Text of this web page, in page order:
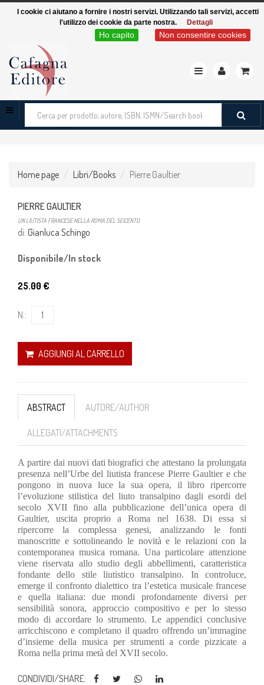
Toggle
Cerca
tra
Home page
Libri/Books Pierre Gaultier
PIERRE GAULTIER
UN LIUTISTA FRANCESE NELLA ROMA DEL SEICENTO
di: Gianluca Schingo
Disponibile/In stock
25.00 €
N.:
AGGIUNGI AL CARRELLO
ABSTRACT AUTORE/AUTHOR
ALLEGATI/ATTACHMENTS
A partire dai nuovi dati biografici che attestano la prolungata
presenza nell’Urbe del liutista francese Pierre Gaultier e che
pongono in nuova luce la sua opera, il libro ripercorre
l’evoluzione stilistica del liuto transalpino dagli esordi del
secolo XVII fino alla pubblicazione dell’unica opera di
Gaultier, uscita proprio a Roma nel 1638. Di essa si
ripercorre la complessa genesi, analizzando le fonti
manoscritte e sottolineando le novità e le relazioni con la
contemporanea musica romana. Una particolare attenzione
viene riservata allo studio degli abbellimenti, caratteristica
fondante dello stile liutistico transalpino. In controluce,
emerge il confronto dialettico tra l’estetica musicale francese
e quella italiana: due mondi profondamente diversi per
sensibilità sonora, approccio compositivo e per lo stesso
modo di accordare lo strumento. Le appendici conclusive
arricchiscono e completano il quadro offrendo un’immagine
d’insieme della musica per strumenti a corde pizzicate a
Roma nella prima metà del XVII secolo.
CONDIVIDI/SHARE:
I cookie ci aiutano a fornire i nostri servizi. Utilizzando tali servizi, accetti
l'utilizzo dei cookie da parte nostra.
Dettagli
Non consentire cookies
Ho capito